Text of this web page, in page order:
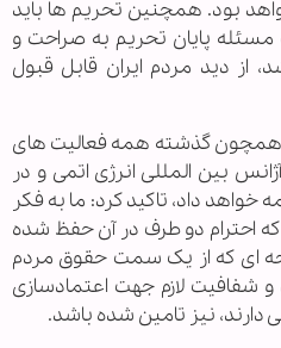
بود. همچنین تحریم ها باید
پایان تحریم به صراحت و
از دید مردم ایران قابل قبول
همچون گذشته همه فعالیت های
بین المللی انرژی اتمی و در
خواهد داد، تاکید کرد: ما به فکر
احترام دو طرف در آن حفظ شده
ای که از یک سمت حقوق مردم
شفافیت لازم جهت اعتمادسازی
دارند، نیز تامین شده باشد.